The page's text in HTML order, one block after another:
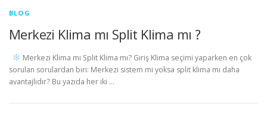
BLOG
Merkezi Klima mı Split Klima mı ?
Merkezi Klima mı Split Klima mı? Giriş Klima seçimi yaparken en çok
sorulan sorulardan biri: Merkezi sistem mi yoksa split klima mı daha
avantajlıdır? Bu yazıda her iki …